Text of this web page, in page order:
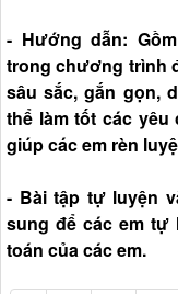
- Hướng dẫn:
trong chương trình
sâu sắc, gắn gọn,
thể làm tốt các
giúp các em rèn
- Bài tập tự luyện
sung để các em tự
toán của các em.